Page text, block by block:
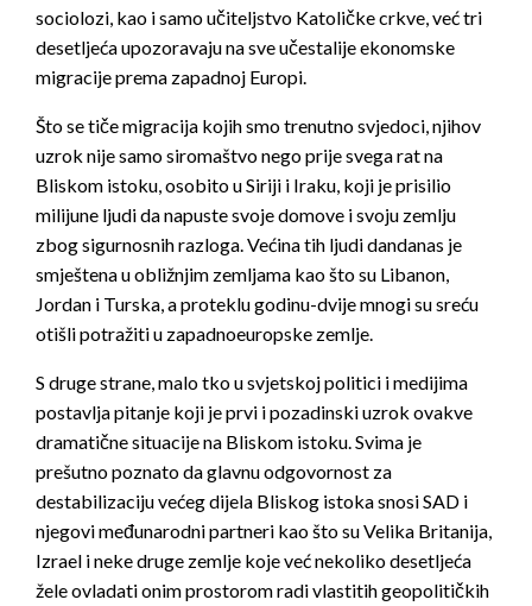
sociolozi, kao i samo učiteljstvo Katoličke crkve, već tri
desetljeća upozoravaju na sve učestalije ekonomske
migracije prema zapadnoj Europi.
Što se tiče migracija kojih smo trenutno svjedoci, njihov
uzrok nije samo siromaštvo nego prije svega rat na
Bliskom istoku, osobito u Siriji i Iraku, koji je prisilio
milijune ljudi da napuste svoje domove i svoju zemlju
zbog sigurnosnih razloga. Većina tih ljudi dandanas je
smještena u obližnjim zemljama kao što su Libanon,
Jordan i Turska, a proteklu godinu-dvije mnogi su sreću
otišli potražiti u zapadnoeuropske zemlje.
S druge strane, malo tko u svjetskoj politici i medijima
postavlja pitanje koji je prvi i pozadinski uzrok ovakve
dramatične situacije na Bliskom istoku. Svima je
prešutno poznato da glavnu odgovornost za
destabilizaciju većeg dijela Bliskog istoka snosi SAD i
njegovi međunarodni partneri kao što su Velika Britanija,
Izrael i neke druge zemlje koje već nekoliko desetljeća
žele ovladati onim prostorom radi vlastitih geopolitičkih